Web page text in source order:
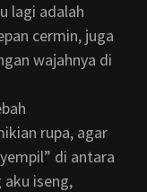
lagi adalah
cermin, juga
wajahnya di
rupa, agar
di antara
aku iseng,